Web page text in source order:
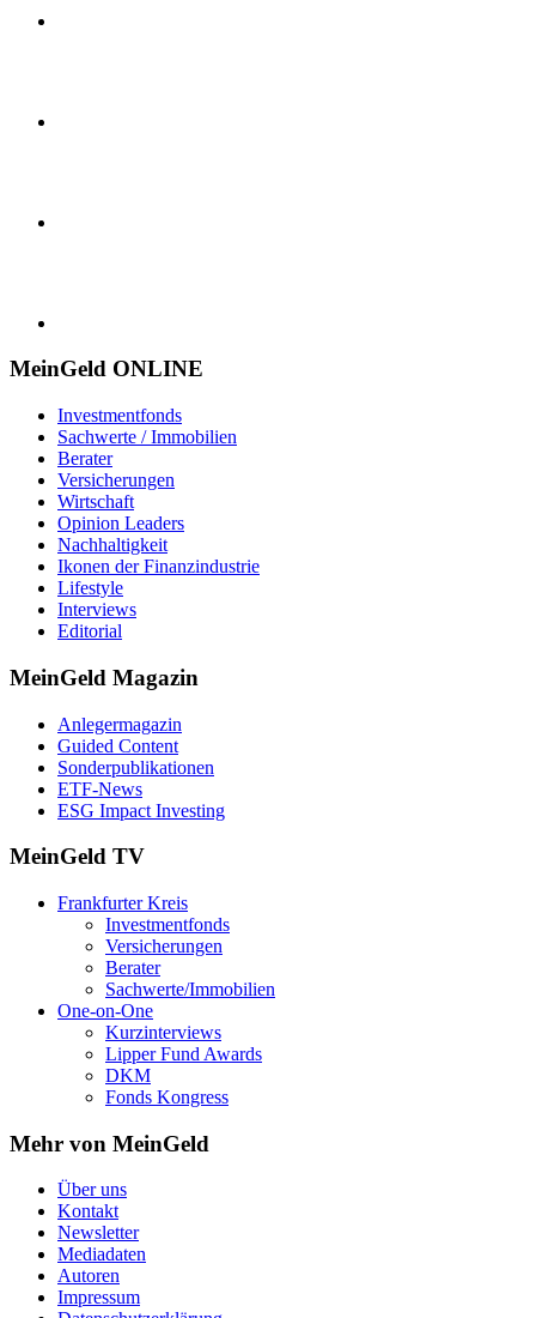
MeinGeld ONLINE
Investmentfonds
Sachwerte / Immobilien
Berater
Versicherungen
Wirtschaft
Opinion Leaders
Nachhaltigkeit
Ikonen der Finanzindustrie
Lifestyle
Interviews
Editorial
MeinGeld Magazin
Anlegermagazin
Guided Content
Sonderpublikationen
ETF-News
ESG Impact Investing
MeinGeld TV
Frankfurter Kreis
Investmentfonds
Versicherungen
Berater
Sachwerte/Immobilien
One-on-One
Kurzinterviews
Lipper Fund Awards
DKM
Fonds Kongress
Mehr von MeinGeld
Über uns
Kontakt
Newsletter
Mediadaten
Autoren
Impressum